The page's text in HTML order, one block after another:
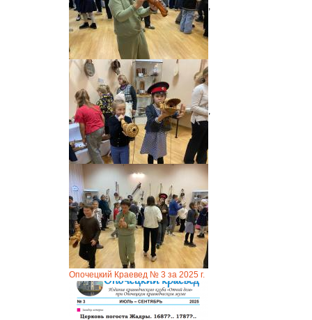
,
,
Опочецкий Краевед № 3 за 2025 г.